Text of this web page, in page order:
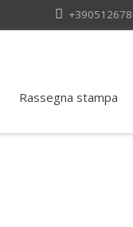
Rassegna stampa